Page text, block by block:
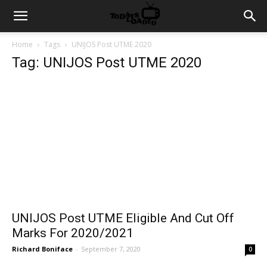
Home Tags UNIJOS Post UTME 2020
Tag: UNIJOS Post UTME 2020
UNIJOS Post UTME Eligible And Cut Off
Marks For 2020/2021
Richard Boniface - September 7, 2020 0